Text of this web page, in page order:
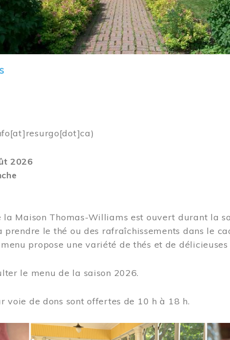
2026
la Maison Thomas-Williams est ouvert durant la
le thé ou des rafraîchissements dans le
propose une variété de thés et de délicieuses
le menu de la saison 2026.
voie de dons sont offertes de 10 h à 18 h.